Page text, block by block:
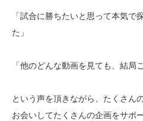
「試合に勝ちたいと思って本気で
た」
「他のどんな動画を見ても、結局
という声を頂きながら、たくさん
お会いしてたくさんの企画をサポ